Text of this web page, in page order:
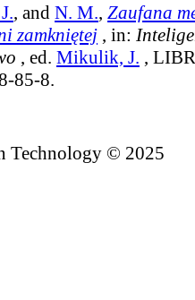
, and N. M., Zaufana
zamkniętej , in:
, ed. Mikulik, J. ,
85-8.
Technology © 2025